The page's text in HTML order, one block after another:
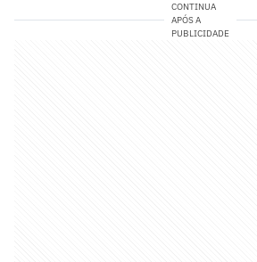
CONTINUA
APÓS A
PUBLICIDADE